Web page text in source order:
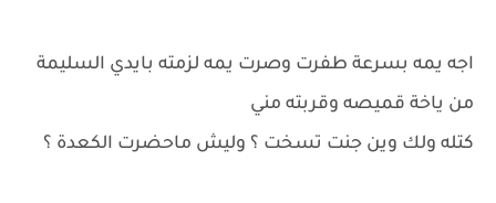
اجه يمه بسرعة طفرت وصرت يمه لزمته بايدي السليمة
من ياخة قميصه وقربته مني
كتله ولك وين جنت تسخت ؟ وليش ماحضرت الكعدة ؟